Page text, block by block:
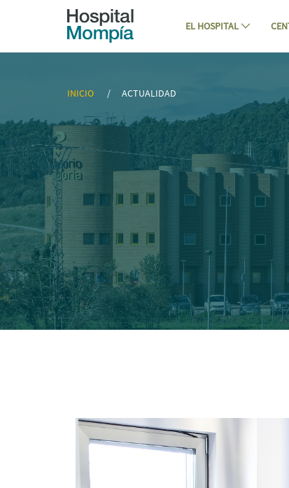
Navegación
Saltar al contenido
EL HOSPITAL
Los chequeos médicos de Hospital
INICIO ACTUALIDAD